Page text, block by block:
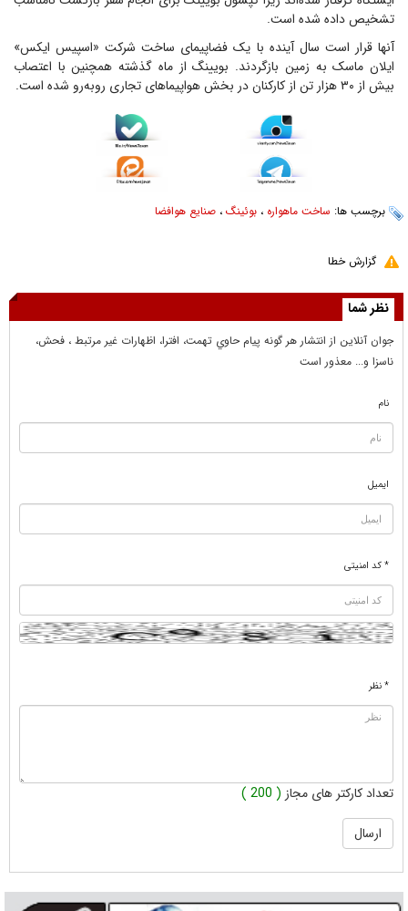
تشخیص داده شده است.
آنها قرار است سال آینده با یک فضاپیمای ساخت شرکت «اسپیس ایکس»
ایلان ماسک به زمین بازگردند. بویینگ از ماه گذشته همچنین با اعتصاب
بیش از ۳۰ هزار تن از کارکنان در بخش هواپیماهای تجاری روبه‌رو شده است.
برچسب ها: ساخت ماهواره ، بوئینگ ، صنایع هوافضا
گزارش خطا
نظر شما
جوان آنلاين از انتشار هر گونه پيام حاوي تهمت، افترا، اظهارات غير مرتبط ، فحش،
ناسزا و... معذور است
نام
ایمیل
* کد امنیتی
* نظر
تعداد کارکتر های مجاز ( 200 )